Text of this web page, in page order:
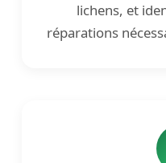
lichens, et
réparations